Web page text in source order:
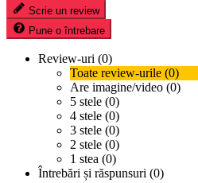
Scrie un review
Pune o întrebare
Review-uri (0)
Toate review-urile (0)
Are imagine/video (0)
5 stele (0)
4 stele (0)
3 stele (0)
2 stele (0)
1 stea (0)
Întrebări și răspunsuri (0)